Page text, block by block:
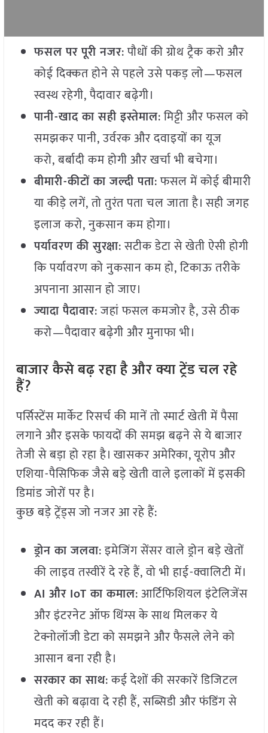
फसल पर पूरी नजर: पौधों की ग्रोथ ट्रैक करो और
कोई दिक्कत होने से पहले उसे पकड़ लो—फसल
स्वस्थ रहेगी, पैदावार बढ़ेगी।
पानी-खाद का सही इस्तेमाल: मिट्टी और फसल को
समझकर पानी, उर्वरक और दवाइयों का यूज
करो, बर्बादी कम होगी और खर्चा भी बचेगा।
बीमारी-कीटों का जल्दी पता: फसल में कोई बीमारी
या कीड़े लगें, तो तुरंत पता चल जाता है। सही जगह
इलाज करो, नुकसान कम होगा।
पर्यावरण की सुरक्षा: सटीक डेटा से खेती ऐसी होगी
कि पर्यावरण को नुकसान कम हो, टिकाऊ तरीके
अपनाना आसान हो जाए।
ज्यादा पैदावार: जहां फसल कमजोर है, उसे ठीक
करो—पैदावार बढ़ेगी और मुनाफा भी।
बाजार कैसे बढ़ रहा है और क्या ट्रेंड चल रहे
हैं?
पर्सिस्टेंस मार्केट रिसर्च की मानें तो स्मार्ट खेती में पैसा
लगाने और इसके फायदों की समझ बढ़ने से ये बाजार
तेजी से बड़ा हो रहा है। खासकर अमेरिका, यूरोप और
एशिया-पैसिफिक जैसे बड़े खेती वाले इलाकों में इसकी
डिमांड जोरों पर है।
कुछ बड़े ट्रेंड्स जो नजर आ रहे हैं:
ड्रोन का जलवा: इमेजिंग सेंसर वाले ड्रोन बड़े खेतों
की लाइव तस्वीरें दे रहे हैं, वो भी हाई-क्वालिटी में।
AI और IoT का कमाल: आर्टिफिशियल इंटेलिजेंस
और इंटरनेट ऑफ थिंग्स के साथ मिलकर ये
टेक्नोलॉजी डेटा को समझने और फैसले लेने को
आसान बना रही है।
सरकार का साथ: कई देशों की सरकारें डिजिटल
खेती को बढ़ावा दे रही हैं, सब्सिडी और फंडिंग से
मदद कर रही हैं।